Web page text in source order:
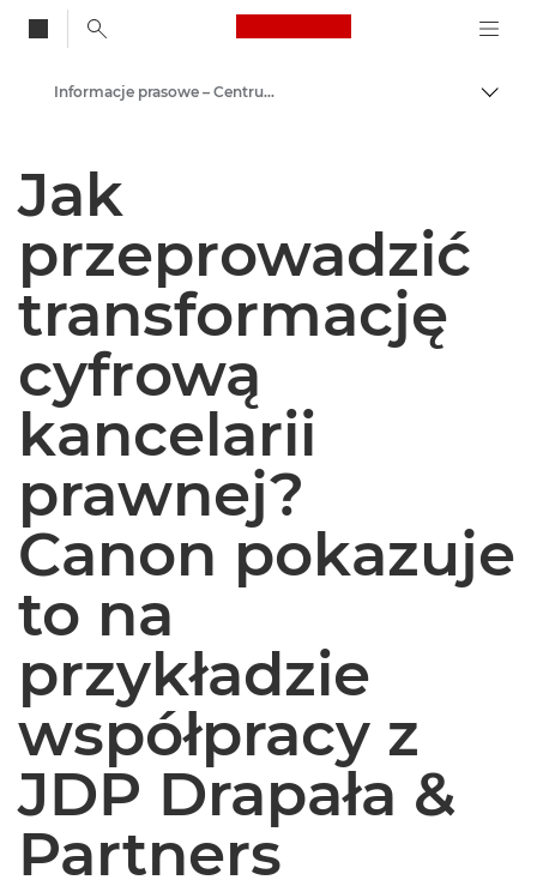
Canon Logo, back
Centrum prasowe
Informacje prasowe – Centrum Prasowe Canon
Jak
przeprowadzić
transformację
cyfrową
kancelarii
prawnej?
Canon pokazuje
to na
przykładzie
współpracy z
JDP Drapała &
Partners